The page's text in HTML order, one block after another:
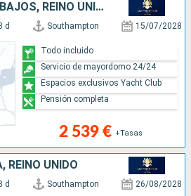
DINAMARCA, PAISES BAJOS, REINO UNIDO
d Southampton 15/07/2028
2 539 € +Tasas
Todo incluido
Servicio de mayordomo 24/24
Espacios exclusivos Yacht Club
Pensión completa
REINO UNIDO
d Southampton 26/08/2028